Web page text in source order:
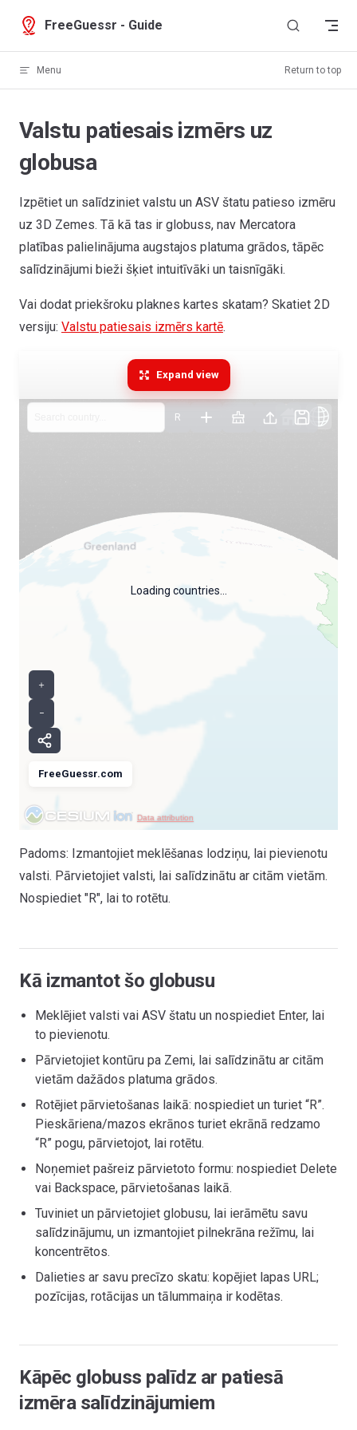
Skip to content
FreeGuessr - Guide
Menu Return to top
Valstu patiesais izmērs uz
globusa
Izpētiet un salīdziniet valstu un ASV štatu patieso izmēru
uz 3D Zemes. Tā kā tas ir globuss, nav Mercatora
platības palielinājuma augstajos platuma grādos, tāpēc
salīdzinājumi bieži šķiet intuitīvāki un taisnīgāki.
Vai dodat priekšroku plaknes kartes skatam? Skatiet 2D
versiju: Valstu patiesais izmērs kartē.
Expand view
Loading countries…
Data attribution
＋
−
FreeGuessr.com
R
Padoms: Izmantojiet meklēšanas lodziņu, lai pievienotu
valsti. Pārvietojiet valsti, lai salīdzinātu ar citām vietām.
Nospiediet "R", lai to rotētu.
Kā izmantot šo globusu
Meklējiet valsti vai ASV štatu un nospiediet Enter, lai
to pievienotu.
Pārvietojiet kontūru pa Zemi, lai salīdzinātu ar citām
vietām dažādos platuma grādos.
Rotējiet pārvietošanas laikā: nospiediet un turiet “R”.
Pieskāriena/mazos ekrānos turiet ekrānā redzamo
“R” pogu, pārvietojot, lai rotētu.
Noņemiet pašreiz pārvietoto formu: nospiediet Delete
vai Backspace, pārvietošanas laikā.
Tuviniet un pārvietojiet globusu, lai ierāmētu savu
salīdzinājumu, un izmantojiet pilnekrāna režīmu, lai
koncentrētos.
Dalieties ar savu precīzo skatu: kopējiet lapas URL;
pozīcijas, rotācijas un tālummaiņa ir kodētas.
Kāpēc globuss palīdz ar patiesā
izmēra salīdzinājumiem